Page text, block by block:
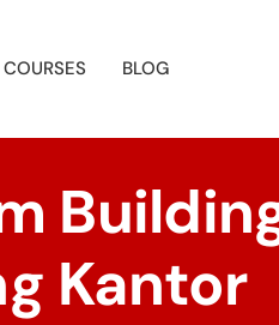
COURSES BLOG
Kantor